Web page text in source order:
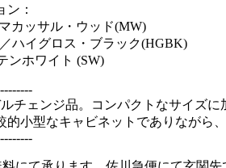
ン：
マカッサル・ウッド(MW)
／ハイグロス・ブラック(HGBK)
ンホワイト (SW)
チェンジ品。コンパクトなサイズ
的小型なキャビネットでありながら